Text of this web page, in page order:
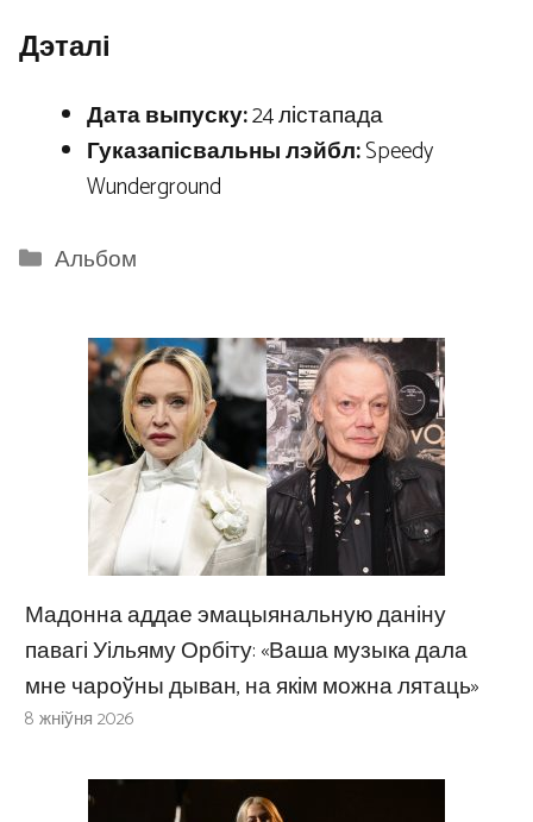
Дэталі
Дата выпуску:24 лістапада
Гуказапісвальны лэйбл:Speedy
Wunderground
Categories
Альбом
Мадонна аддае эмацыянальную даніну
павагі Уільяму Орбіту: «Ваша музыка дала
мне чароўны дыван, на якім можна лятаць»
8 жніўня 2026